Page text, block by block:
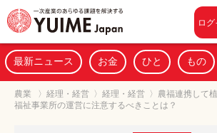
ロ
最新ニュース お金 ひと もの
農業 〉 経理・経営 〉 経理・経営 〉 農福連携して
福祉事業所の運営に注意するべきことは？